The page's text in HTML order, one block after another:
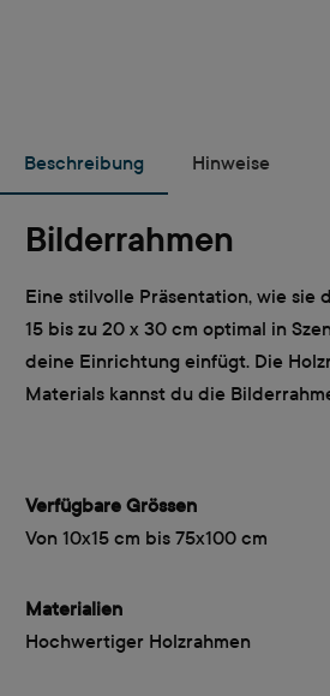
Beschreibung Hinweise
Bilderrahmen
Eine stilvolle Präsentation, wie sie
15 bis zu 20 x 30 cm optimal in
deine Einrichtung einfügt. Die
Materials kannst du die
Verfügbare Grössen
Von 10x15 cm bis 75x100 cm
Materialien
Hochwertiger Holzrahmen